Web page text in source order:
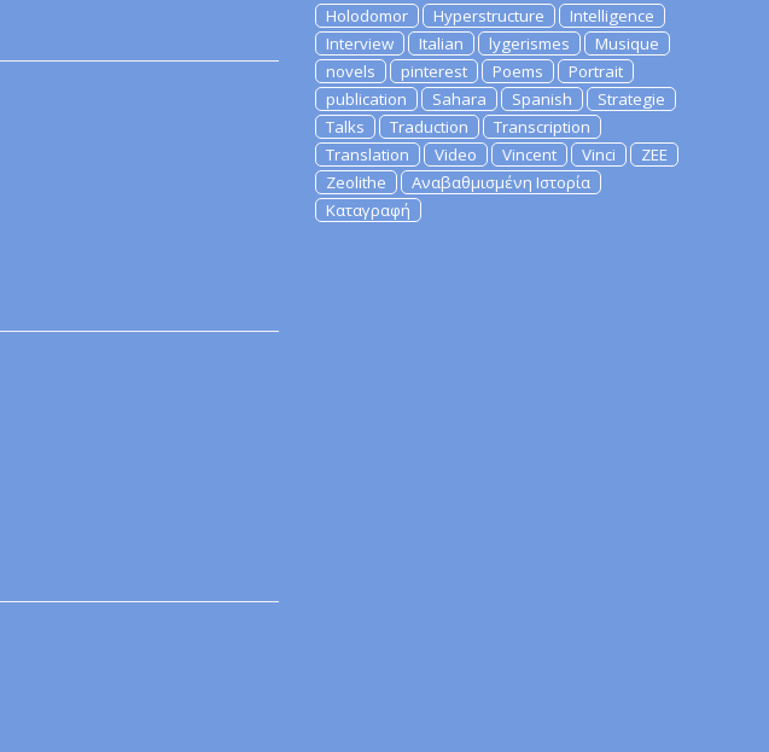
Holodomor
Hyperstructure
Intelligence
Interview
Italian lygerismes
Musique
novels
pinterest Poems
Portrait
publication
Sahara Spanish
Strategie
Talks
Traduction
Transcription
Translation
Video Vincent Vinci
ZEE
Zeolithe
Αναβαθμισμένη Ιστορία
Καταγραφή